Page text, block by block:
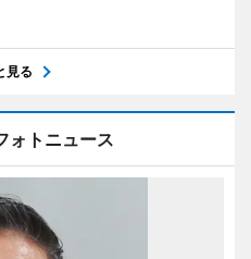
見る
ォトニュース